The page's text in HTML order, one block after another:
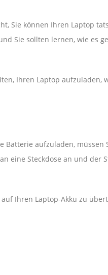
Sie können Ihren Laptop
Sie sollten lernen, wie es
Ihren Laptop aufzuladen,
aufzuladen, müssen
eine Steckdose an und der
Ihren Laptop-Akku zu